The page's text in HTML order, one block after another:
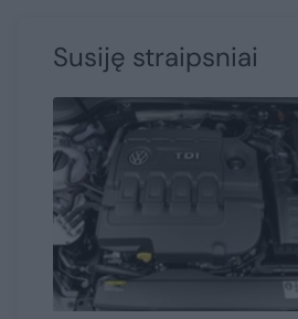
Susiję straipsniai